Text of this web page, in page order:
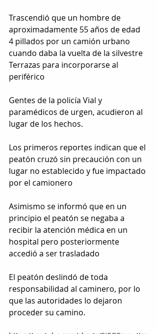
Trascendió que un hombre de
aproximadamente 55 años de edad
4 pillados por un camión urbano
cuando daba la vuelta de la silvestre
Terrazas para incorporarse al
periférico
Gentes de la policía Vial y
paramédicos de urgen, acudieron al
lugar de los hechos.
Los primeros reportes indican que el
peatón cruzó sin precaución con un
lugar no establecido y fue impactado
por el camionero
Asimismo se informó que en un
principio el peatón se negaba a
recibir la atención médica en un
hospital pero posteriormente
accedió a ser trasladado
El peatón deslindó de toda
responsabilidad al caminero, por lo
que las autoridades lo dejaron
proceder su camino.